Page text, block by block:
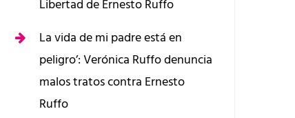
Libertad de Ernesto Ruffo
La vida de mi padre está en
peligro’: Verónica Ruffo denuncia
malos tratos contra Ernesto
Ruffo